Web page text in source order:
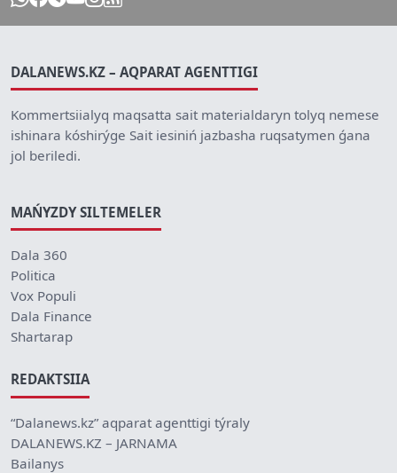
DALANEWS.KZ – AQPARAT AGENTTIGI
Kommertsiialyq maqsatta sait materialdaryn tolyq nemese
ishinara kóshirýge Sait iesiniń jazbasha ruqsatymen ǵana
jol beriledi.
MAŃYZDY SILTEMELER
Dala 360
Politica
Vox Populi
Dala Finance
Shartarap
REDAKTSIIA
“Dalanews.kz” aqparat agenttigi týraly
DALANEWS.KZ – JARNAMA
Bailanys